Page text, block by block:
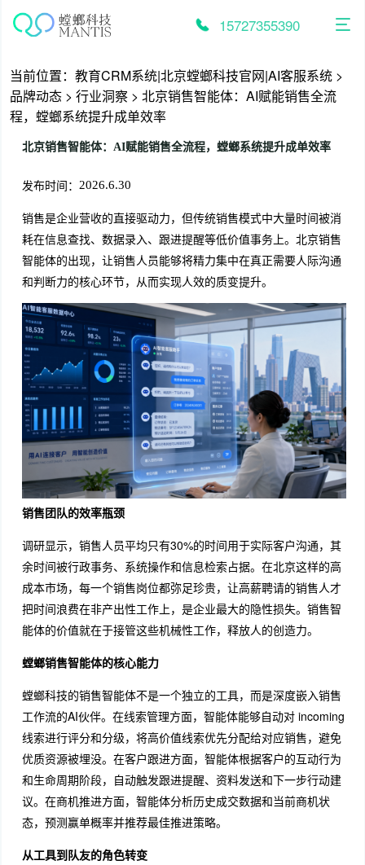
15727355390
当前位置： 教育CRM系统|北京螳螂科技官网|AI客服系统 >
品牌动态 > 行业洞察 > 北京销售智能体：AI赋能销售全流
程，螳螂系统提升成单效率
北京销售智能体：AI赋能销售全流程，螳螂系统提升成单效率
发布时间： 2026.6.30
销售是企业营收的直接驱动力，但传统销售模式中大量时间被消
耗在信息查找、数据录入、跟进提醒等低价值事务上。北京销售
智能体的出现，让销售人员能够将精力集中在真正需要人际沟通
和判断力的核心环节，从而实现人效的质变提升。
销售团队的效率瓶颈
调研显示，销售人员平均只有30%的时间用于实际客户沟通，其
余时间被行政事务、系统操作和信息检索占据。在北京这样的高
成本市场，每一个销售岗位都弥足珍贵，让高薪聘请的销售人才
把时间浪费在非产出性工作上，是企业最大的隐性损失。销售智
能体的价值就在于接管这些机械性工作，释放人的创造力。
螳螂销售智能体的核心能力
螳螂科技的销售智能体不是一个独立的工具，而是深度嵌入销售
工作流的AI伙伴。在线索管理方面，智能体能够自动对 incoming
线索进行评分和分级，将高价值线索优先分配给对应销售，避免
优质资源被埋没。在客户跟进方面，智能体根据客户的互动行为
和生命周期阶段，自动触发跟进提醒、资料发送和下一步行动建
议。在商机推进方面，智能体分析历史成交数据和当前商机状
态，预测赢单概率并推荐最佳推进策略。
从工具到队友的角色转变